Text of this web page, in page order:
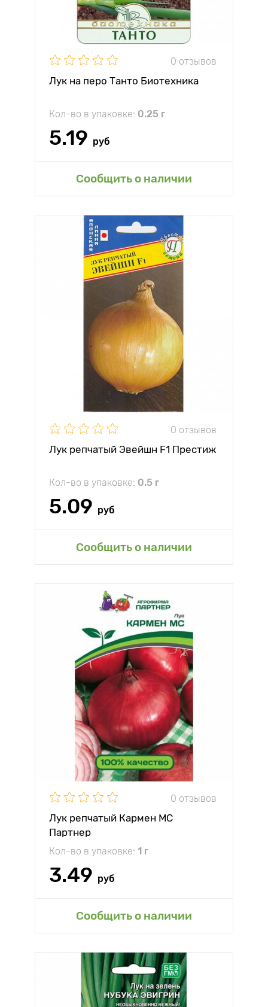
0 отзывов
Лук на перо Танто Биотехника
Кол-во в упаковке: 0.25 г
5.19 руб
Сообщить о наличии
0 отзывов
Лук репчатый Эвейшн F1 Престиж
Кол-во в упаковке: 0.5 г
5.09 руб
Сообщить о наличии
0 отзывов
Лук репчатый Кармен МС
Партнер
Кол-во в упаковке: 1 г
3.49 руб
Сообщить о наличии